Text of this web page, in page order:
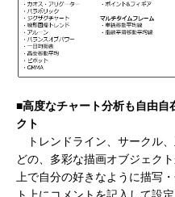
■高度なチャート分析も自由自
クト
トレンドライン、サークル
どの、多彩な描画オブジェク
上で自分の好きなように描写